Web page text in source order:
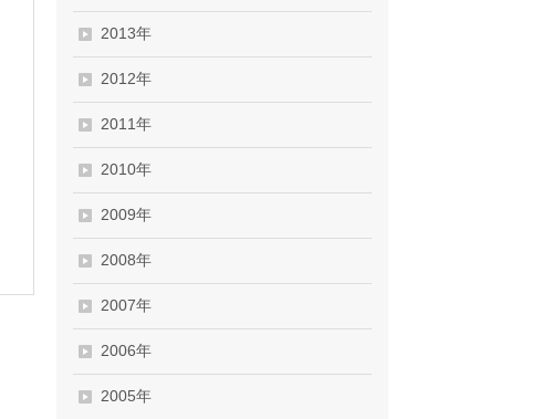
2013年
2012年
2011年
2010年
2009年
2008年
2007年
2006年
2005年